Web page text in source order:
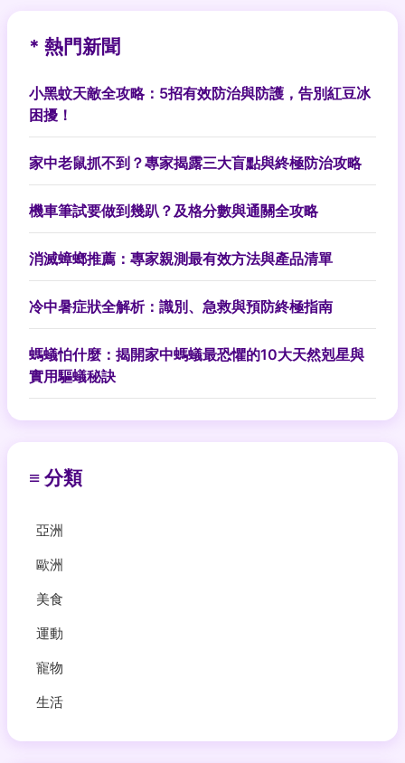
* 熱門新聞
小黑蚊天敵全攻略：5招有效防治與防護，告別紅豆冰
困擾！
家中老鼠抓不到？專家揭露三大盲點與終極防治攻略
機車筆試要做到幾趴？及格分數與通關全攻略
消滅蟑螂推薦：專家親測最有效方法與產品清單
冷中暑症狀全解析：識別、急救與預防終極指南
螞蟻怕什麼：揭開家中螞蟻最恐懼的10大天然剋星與
實用驅蟻秘訣
≡ 分類
亞洲
歐洲
美食
運動
寵物
生活